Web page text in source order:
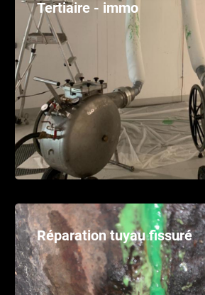
Tertiaire - immo
Réparation tuyau fissuré